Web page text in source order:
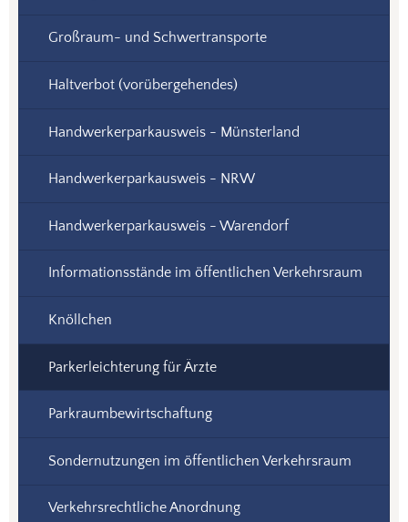
Großraum- und Schwertransporte
Haltverbot (vorübergehendes)
Handwerkerparkausweis - Münsterland
Handwerkerparkausweis - NRW
Handwerkerparkausweis - Warendorf
Informationsstände im öffentlichen Verkehrsraum
Knöllchen
Parkerleichterung für Ärzte
Parkraumbewirtschaftung
Sondernutzungen im öffentlichen Verkehrsraum
Verkehrsrechtliche Anordnung